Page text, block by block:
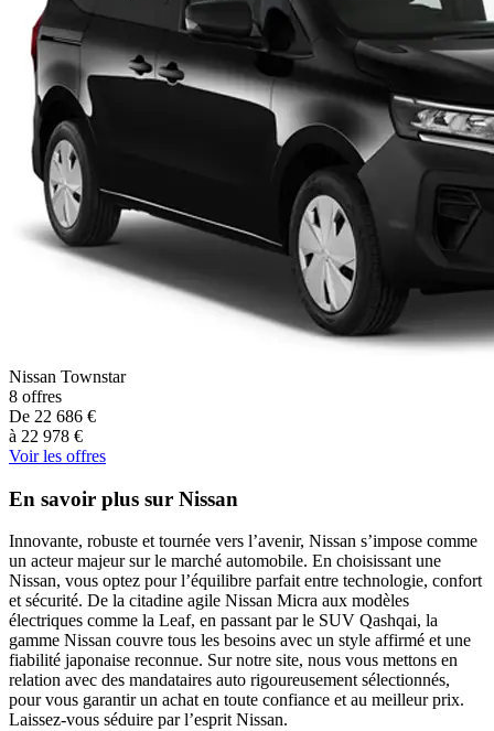
Nissan Townstar
8 offres
De 22 686 €
à 22 978 €
Voir les offres
En savoir plus sur Nissan
Innovante, robuste et tournée vers l’avenir, Nissan s’impose comme
un acteur majeur sur le marché automobile. En choisissant une
Nissan, vous optez pour l’équilibre parfait entre technologie, confort
et sécurité. De la citadine agile Nissan Micra aux modèles
électriques comme la Leaf, en passant par le SUV Qashqai, la
gamme Nissan couvre tous les besoins avec un style affirmé et une
fiabilité japonaise reconnue. Sur notre site, nous vous mettons en
relation avec des mandataires auto rigoureusement sélectionnés,
pour vous garantir un achat en toute confiance et au meilleur prix.
Laissez-vous séduire par l’esprit Nissan.